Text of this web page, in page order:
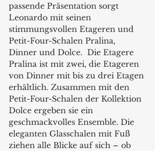
passende Präsentation sorgt
Leonardo mit seinen
stimmungsvollen Etageren und
Petit-Four-Schalen Pralina,
Dinner und Dolce.  Die Etagere
Pralina ist mit zwei, die Etageren
von Dinner mit bis zu drei Etagen
erhältlich. Zusammen mit den
Petit-Four-Schalen der Kollektion
Dolce ergeben sie ein
geschmackvolles Ensemble. Die
eleganten Glasschalen mit Fuß
ziehen alle Blicke auf sich – ob